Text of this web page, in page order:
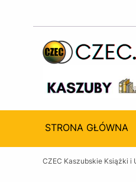
STRONA GŁÓWNA
CZEC Kaszubskie Książki i